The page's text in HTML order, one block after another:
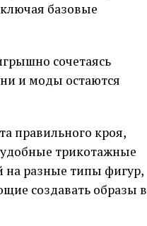
базовые
сочетаясь
и моды остаются
правильного кроя,
трикотажные
на разные типы фигур,
создавать образы в